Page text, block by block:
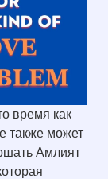
время как
также может
Амлият